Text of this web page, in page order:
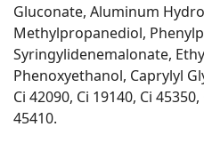
Gluconate, Aluminum
Methylpropanediol,
Syringylidenemalonate,
Phenoxyethanol, Caprylyl
Ci 42090, Ci 19140, Ci
45410.